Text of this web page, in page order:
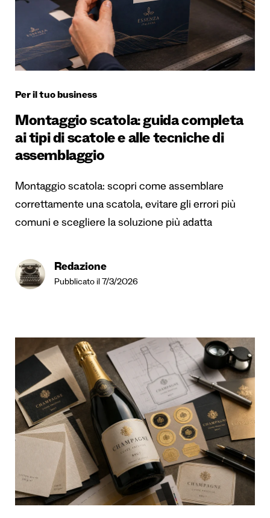
Per il tuo business
Montaggio scatola: guida completa
ai tipi di scatole e alle tecniche di
assemblaggio
Montaggio scatola: scopri come assemblare
correttamente una scatola, evitare gli errori più
comuni e scegliere la soluzione più adatta
Redazione
Pubblicato il 7/3/2026